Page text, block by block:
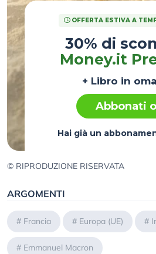
OFFERTA ESTIVA A
30% di
Money.it
+ Libro in
Abbonati
Hai già un
© RIPRODUZIONE RISERVATA
ARGOMENTI
# Francia # Europa (UE) #
# Emmanuel Macron